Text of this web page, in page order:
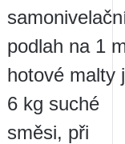
podlah na 1
hotové malty
6 kg suché
směsi, při